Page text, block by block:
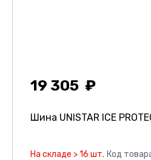
19 305
Шина UNISTAR ICE
На складе > 16 шт. Код